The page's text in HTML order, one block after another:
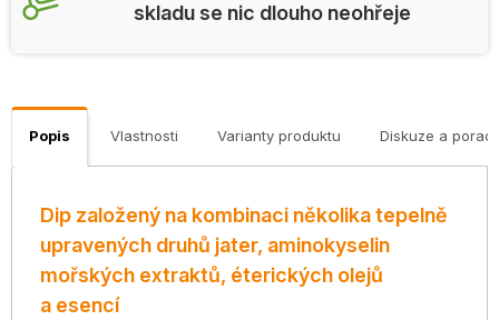
skladu se nic dlouho neohřeje
Popis Vlastnosti Varianty produktu Diskuze a
Dip založený na kombinaci několika tepelně
upravených druhů jater, aminokyselin
mořských extraktů, éterických olejů
a esencí